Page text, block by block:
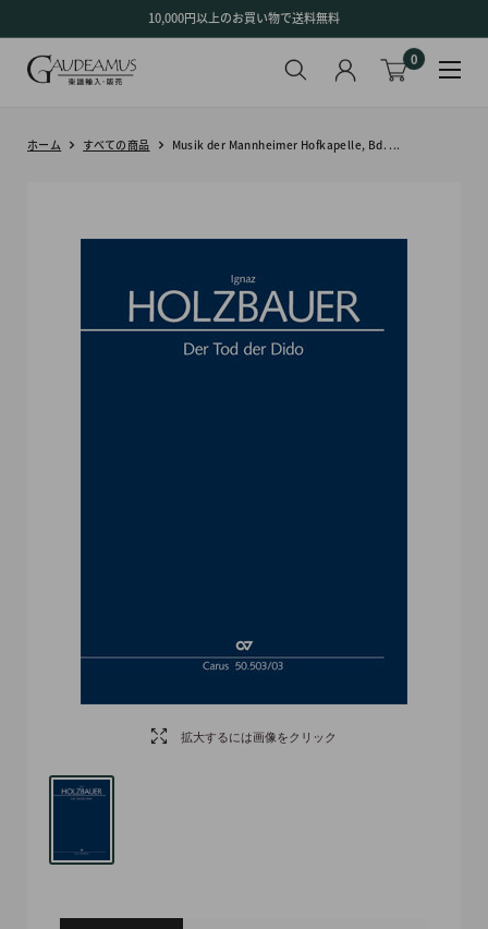
ン
10,000円以上のお買い物で送料無料
0
ホーム すべての商品 Musik der Mannheimer Hofkapelle, Bd. ...
拡大するには画像をクリック